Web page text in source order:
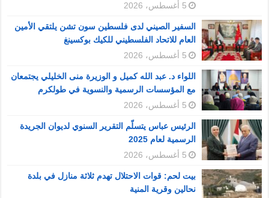
5 أغسطس، 2026
السفير الصيني لدى فلسطين سون تشن يلتقي الأمين
العام للاتحاد الفلسطيني للكيك بوكسينغ
5 أغسطس، 2026
اللواء د. عبد الله كميل و الوزيرة منى الخليلي يجتمعان
مع المؤسسات الرسمية والنسوية في طولكرم
5 أغسطس، 2026
الرئيس عباس يتسلّم التقرير السنوي لديوان الجريدة
الرسمية لعام 2025
5 أغسطس، 2026
بيت لحم: قوات الاحتلال تهدم ثلاثة منازل في بلدة
نحالين وقرية المنية